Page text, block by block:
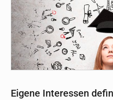
Eigene Interessen